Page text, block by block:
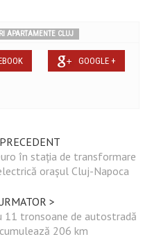
APARTAMENTE CLUJ
GOOGLE +
în stația de transformare
orașul Cluj-Napoca
>
11 tronsoane de autostradă
206 km